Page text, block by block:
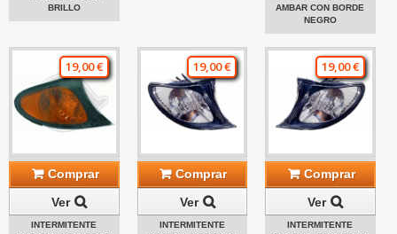
BRILLO
AMBAR CON BORDE
NEGRO
19,00 €
Comprar
Ver
INTERMITENTE
19,00 €
Comprar
Ver
INTERMITENTE
19,00 €
Comprar
Ver
INTERMITENTE